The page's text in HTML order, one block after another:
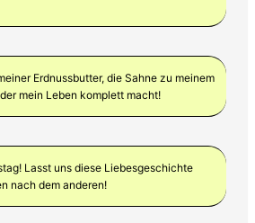
Erdnussbutter, die Sahne zu meinem
mein Leben komplett macht!
Lasst uns diese Liebesgeschichte
nach dem anderen!